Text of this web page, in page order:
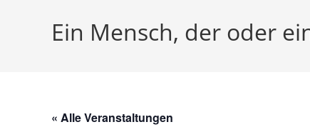
Ein Mensch, der oder
« Alle Veranstaltungen